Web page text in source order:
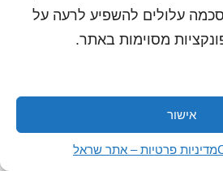
עלולים להשפיע לרעה על
מסוימות באתר.
אישור
מדיניות פרטיות – אתר שראל